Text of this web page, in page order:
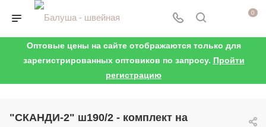
0
Оптовые цены на сайте отображаются только для
зарегистрированных оптовиков по запросу. Пройти
регистрацию
"СКАНДИ-2" ш190/2 - комплект на